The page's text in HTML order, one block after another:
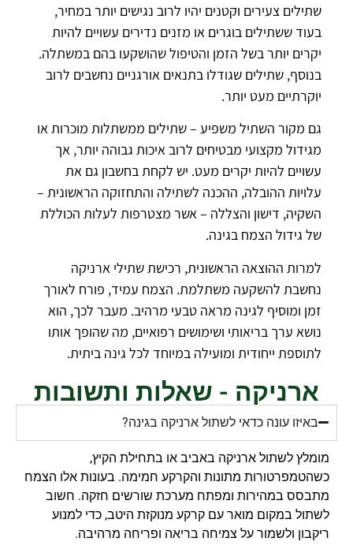
שתילים צעירים וקטנים יהיו לרוב נגישים יותר במחיר,
בעוד ששתילים בוגרים או מזנים נדירים עשויים להיות
יקרים יותר בשל הזמן והטיפול שהושקעו בהם במשתלה.
בנוסף, שתילים שגודלו בתנאים אורגניים נחשבים לרוב
יוקרתיים מעט יותר.
גם מקור השתיל משפיע – שתילים ממשתלות מוכרות או
מגידול מקצועי מבטיחים לרוב איכות גבוהה יותר, אך
עשויים להיות יקרים מעט. יש לקחת בחשבון גם את
עלויות ההובלה, ההכנה לשתילה והתחזוקה הראשונית –
השקיה, דישון והצללה – אשר מצטרפות לעלות הכוללת
של גידול הצמח בגינה.
למרות ההוצאה הראשונית, רכישת שתילי ארניקה
נחשבת להשקעה משתלמת. הצמח עמיד, פורח לאורך
זמן ומוסיף לגינה מראה טבעי מרהיב. מעבר לכך, הוא
נושא ערך בריאותי ושימושים רפואיים, מה שהופך אותו
לתוספת ייחודית ומועילה במיוחד לכל גינה ביתית.
ארניקה - שאלות ותשובות
באיזו עונה כדאי לשתול ארניקה בגינה?
מומלץ לשתול ארניקה באביב או בתחילת הקיץ,
כשהטמפרטורות מתונות והקרקע חמימה. בעונות אלו הצמח
מתבסס במהירות ומפתח מערכת שורשים חזקה. חשוב
לשתול במקום מואר עם קרקע מנוקזת היטב, כדי למנוע
ריקבון ולשמור על צמיחה בריאה ופריחה מרהיבה.